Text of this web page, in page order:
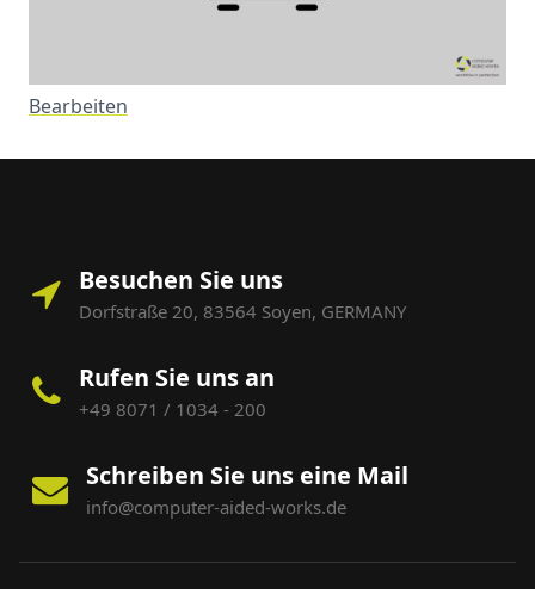
Bearbeiten
Besuchen Sie uns
Dorfstraße 20, 83564 Soyen, GERMANY
Rufen Sie uns an
+49 8071 / 1034 - 200
Schreiben Sie uns eine Mail
info@computer-aided-works.de